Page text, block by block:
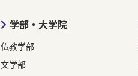
学部・大学院
仏教学部
文学部